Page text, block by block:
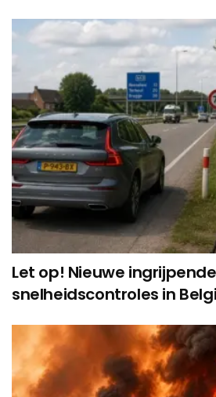
Let op! Nieuwe
snelheidscontroles in